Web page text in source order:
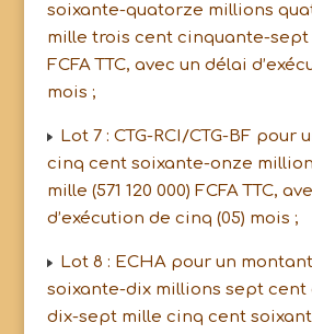
soixante-quatorze millions
mille trois cent cinquante-sept
FCFA TTC, avec un délai
mois ;
Lot 7 : CTG-RCI/CTG-BF pour
cinq cent soixante-onze
mille (571 120 000) FCFA TTC,
d’exécution de cinq (05) mois ;
Lot 8 : ECHA pour un
soixante-dix millions sept
dix-sept mille cinq cent